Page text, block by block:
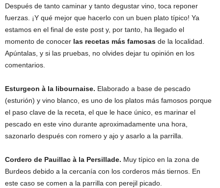
Después de tanto caminar y tanto degustar vino, toca reponer
fuerzas. ¡Y qué mejor que hacerlo con un buen plato típico! Ya
estamos en el final de este post y, por tanto, ha llegado el
momento de conocer las recetas más famosas de la localidad.
Apúntalas, y si las pruebas, no olvides dejar tu opinión en los
comentarios.
Esturgeon à la libournaise. Elaborado a base de pescado
(esturión) y vino blanco, es uno de los platos más famosos porque
el paso clave de la receta, el que le hace único, es marinar el
pescado en este vino durante aproximadamente una hora,
sazonarlo después con romero y ajo y asarlo a la parrilla.
Cordero de Pauillac à la Persillade. Muy típico en la zona de
Burdeos debido a la cercanía con los corderos más tiernos. En
este caso se comen a la parrilla con perejil picado.